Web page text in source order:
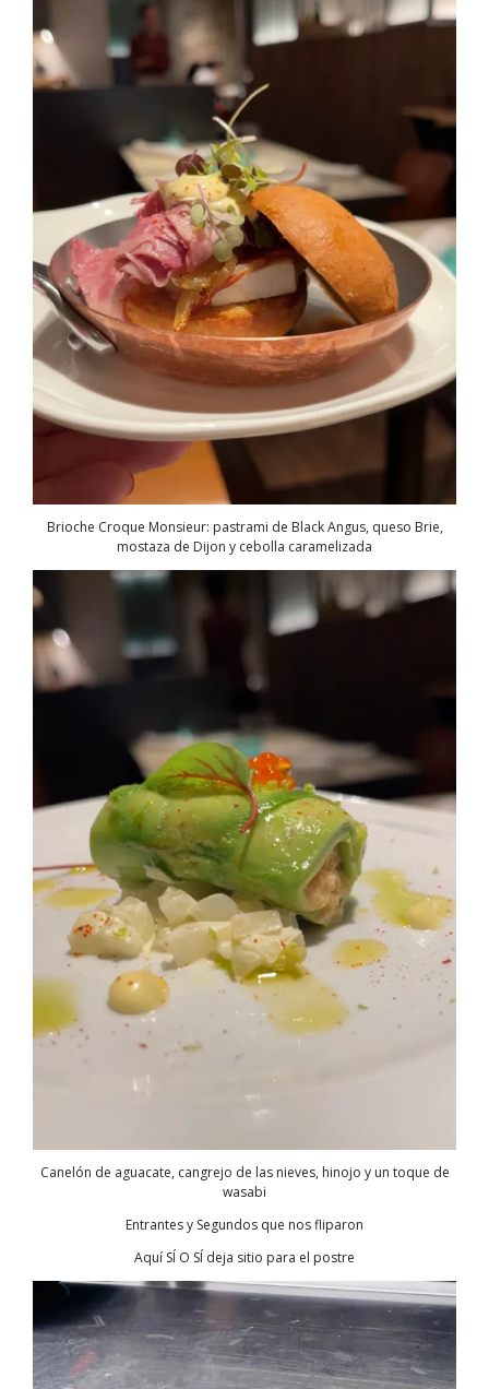
Brioche Croque Monsieur: pastrami de Black Angus, queso Brie,
mostaza de Dijon y cebolla caramelizada
Canelón de aguacate, cangrejo de las nieves, hinojo y un toque de
wasabi
Entrantes y Segundos que nos fliparon
Aquí SÍ O SÍ deja sitio para el postre